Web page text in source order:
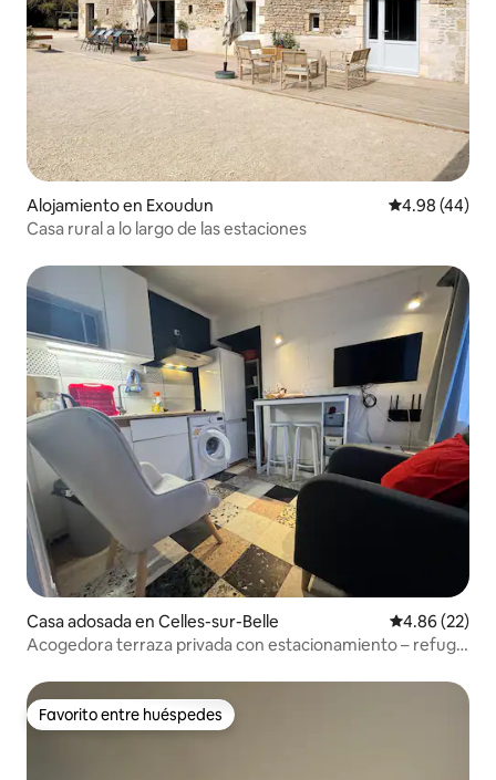
Alojamiento en Exoudun Calificación
4.98 (44)
Casa rural a lo largo de las estaciones
Casa adosada en Celles-sur-Belle Calificación
4.86 (22)
Acogedora terraza privada con estacionamiento – refugio
Favorito entre huéspedes
Favorito entre huéspedes